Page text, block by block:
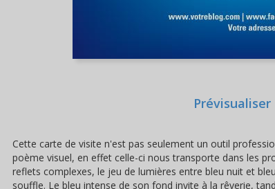
Prévisualiser
Cette carte de visite n'est pas seulement un outil
poème visuel, en effet celle-ci nous transporte dans les
reflets complexes, le jeu de lumières entre bleu nuit et
souffle. Le bleu intense de son fond invite à la rêverie,